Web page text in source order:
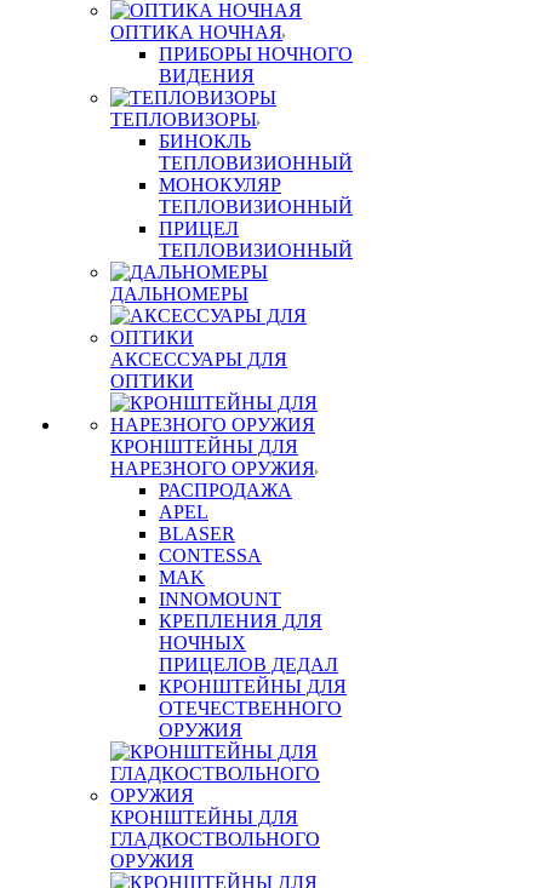
ОПТИКА НОЧНАЯ
ПРИБОРЫ НОЧНОГО
ВИДЕНИЯ
ТЕПЛОВИЗОРЫ
БИНОКЛЬ
ТЕПЛОВИЗИОННЫЙ
МОНОКУЛЯР
ТЕПЛОВИЗИОННЫЙ
ПРИЦЕЛ
ТЕПЛОВИЗИОННЫЙ
ДАЛЬНОМЕРЫ
АКСЕССУАРЫ ДЛЯ
ОПТИКИ
КРОНШТЕЙНЫ ДЛЯ
НАРЕЗНОГО ОРУЖИЯ
РАСПРОДАЖА
APEL
BLASER
CONTESSA
MAK
INNOMOUNT
КРЕПЛЕНИЯ ДЛЯ
НОЧНЫХ
ПРИЦЕЛОВ ДЕДАЛ
КРОНШТЕЙНЫ ДЛЯ
ОТЕЧЕСТВЕННОГО
ОРУЖИЯ
КРОНШТЕЙНЫ ДЛЯ
ГЛАДКОСТВОЛЬНОГО
ОРУЖИЯ